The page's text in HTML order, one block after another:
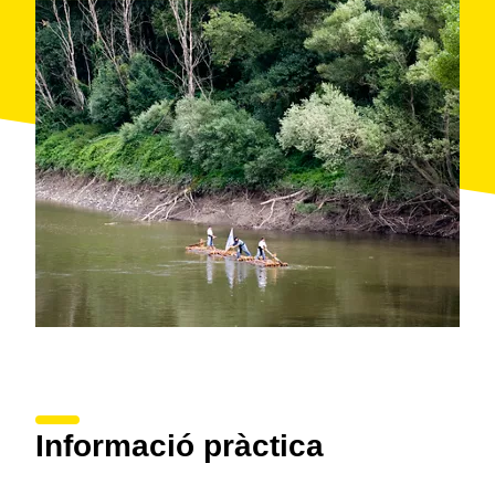
Informació pràctica